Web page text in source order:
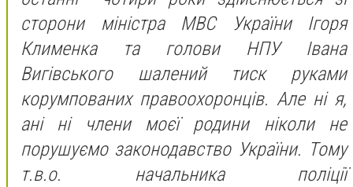
сторони міністра МВС України Ігоря
Клименка та голови НПУ Iвана
Вигівського шалений тиск руками
корумпованих правоохоронців. Але ні я,
ані ні члени моєї родини ніколи не
порушуємо законодавство України. Тому
т.в.о. начальника поліції